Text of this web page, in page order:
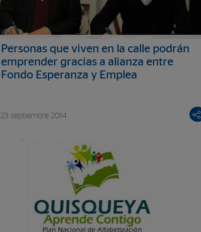
Personas que viven en la calle podrán
emprender gracias a alianza entre
Fondo Esperanza y Emplea
23 septiembre 2014